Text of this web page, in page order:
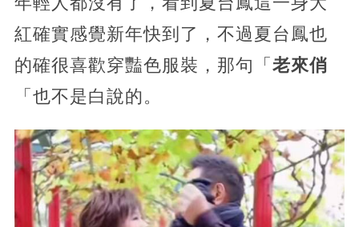
紅確實感覺新年快到了，不過夏台鳳也
的確很喜歡穿豔色服裝，那句「 老來俏
「也不是白說的。